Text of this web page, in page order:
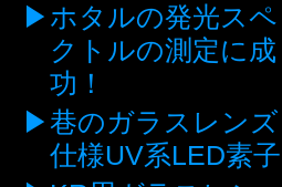
ホタルの発光スペ
クトルの測定に成
功！
巷のガラスレンズ
仕様UV系LED素子